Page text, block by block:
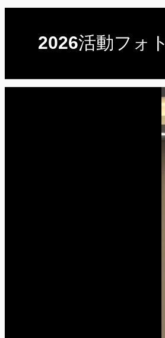
2026活動フォト